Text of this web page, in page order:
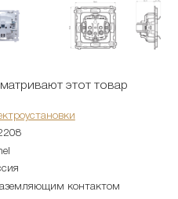
этот товар
контактом